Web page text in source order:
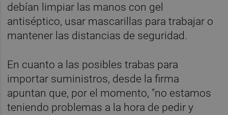
debían limpiar las manos con gel
antiséptico, usar mascarillas para trabajar o
mantener las distancias de seguridad.
En cuanto a las posibles trabas para
importar suministros, desde la firma
apuntan que, por el momento, "no estamos
teniendo problemas a la hora de pedir y